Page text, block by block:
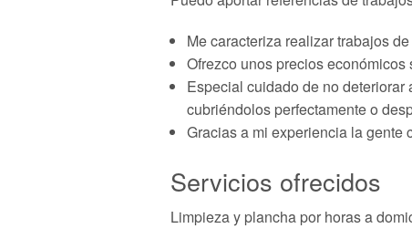
Me caracteriza realizar trabajos
Ofrezco unos precios
Especial cuidado de no
cubriéndolos perfectamente o
Gracias a mi experiencia la gente
Servicios ofrecidos
Limpieza y plancha por horas a